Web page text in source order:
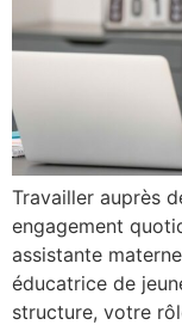
Travailler auprès
engagement
assistante
éducatrice de
structure, votre